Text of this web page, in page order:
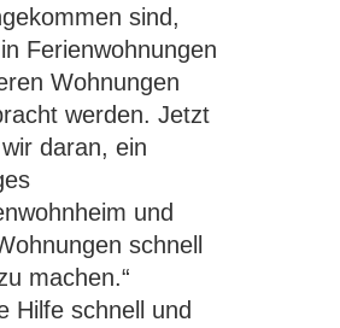
sind,
Ferienwohnungen
Wohnungen
werden. Jetzt
daran, ein
und
schnell
machen.“
Hilfe schnell und